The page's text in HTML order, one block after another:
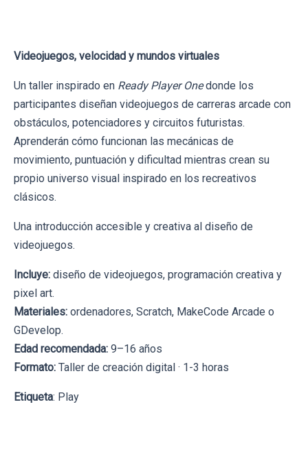
Videojuegos, velocidad y mundos virtuales
Un taller inspirado en Ready Player Onedonde los
participantes diseñan videojuegos de carreras arcade con
obstáculos, potenciadores y circuitos futuristas.
Aprenderán cómo funcionan las mecánicas de
movimiento, puntuación y dificultad mientras crean su
propio universo visual inspirado en los recreativos
clásicos.
Una introducción accesible y creativa al diseño de
videojuegos.
Incluye: diseño de videojuegos, programación creativa y
pixel art.
Materiales: ordenadores, Scratch, MakeCode Arcade o
GDevelop.
Edad recomendada: 9–16 años
Formato: Taller de creación digital · 1-3 horas
Etiqueta: Play